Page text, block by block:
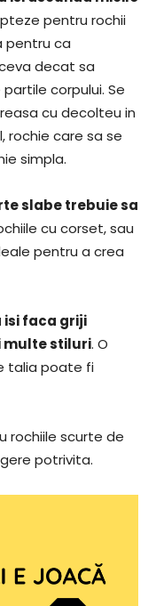
pentru rochii
pentru ca
decat sa
corpului. Se
cu decolteu in
rochie care sa se
simpla.
slabe trebuie sa
cu corset, sau
pentru a crea
isi faca griji
multe stiluri. O
talia poate fi
rochiile scurte de
potrivita.